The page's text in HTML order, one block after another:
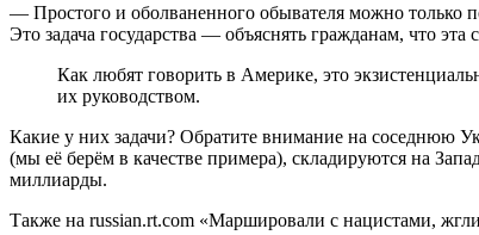
— Простого и оболваненного обывателя можно только
Это задача государства — объяснять гражданам, что
Как любят говорить в Америке, это
их руководством.
Какие у них задачи? Обратите внимание на соседнюю
(мы её берём в качестве примера), складируются на
миллиарды.
Также на russian.rt.com «Маршировали с нацистами,